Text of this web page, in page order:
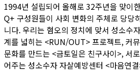
1994년 설립되어 올해로 32주년을 맞이
Q+ 구성원들이 사회 변화의 주체로 당당
니다. 우리는 혐오의 정치에 맞서 성소수
계를 넓히는 <RUN/OUT> 프로젝트, 커
문화를 만드는 <금토일은 친구사이>, 서
어주는 성소수자 자살예방센터 <마음연